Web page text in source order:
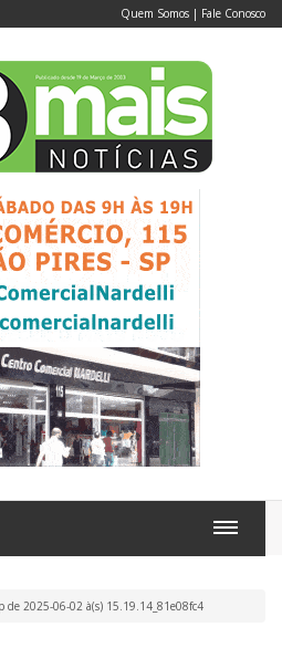
Quem Somos | Fale Conosco
de 2025-06-02 à(s) 15.19.14_81e08fc4